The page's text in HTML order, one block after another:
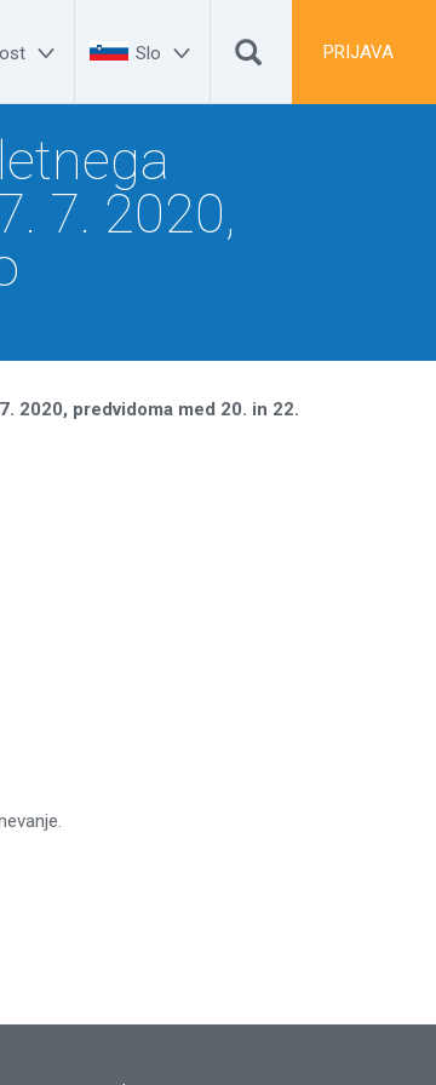
PRIJAVA
Slo 

7. 2020,
2020, predvidoma med 20. in 22.